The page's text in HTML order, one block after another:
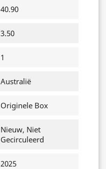
40.90
3.50
1
Australië
Originele Box
Nieuw, Niet
Gecirculeerd
2025